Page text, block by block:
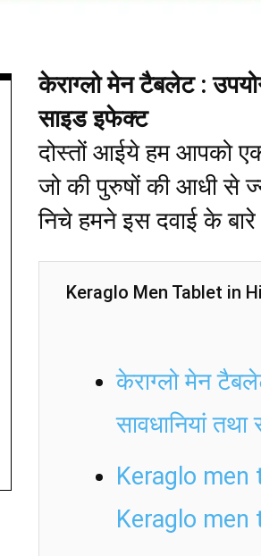
केराग्लो मेन टैबलेट :
साइड इफेक्ट
दोस्तों आईये हम आपको
जो की पुरुषों की आधी से
निचे हमने इस दवाई के बारे
Keraglo Men Tablet in
केराग्लो मेन
सावधानियां
Keraglo
Keraglo men